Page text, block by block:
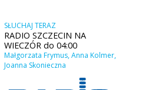
SŁUCHAJ TERAZ
RADIO SZCZECIN NA
WIECZÓR do 04:00
Małgorzata Frymus, Anna Kolmer,
Joanna Skonieczna